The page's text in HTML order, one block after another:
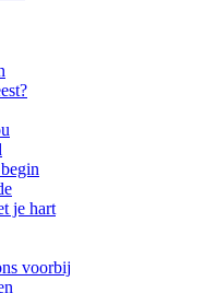
je hart
voorbij